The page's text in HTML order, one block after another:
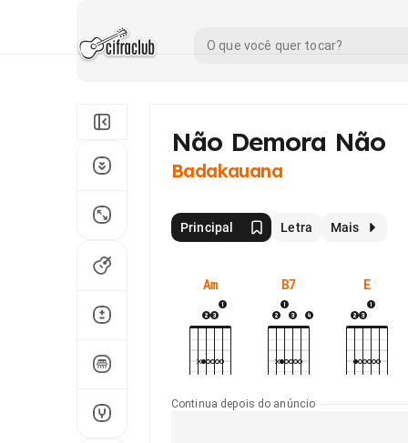
Não Demora Não
Badakauana
Principal Letra Mais
Am B7 E
Continua depois do anúncio